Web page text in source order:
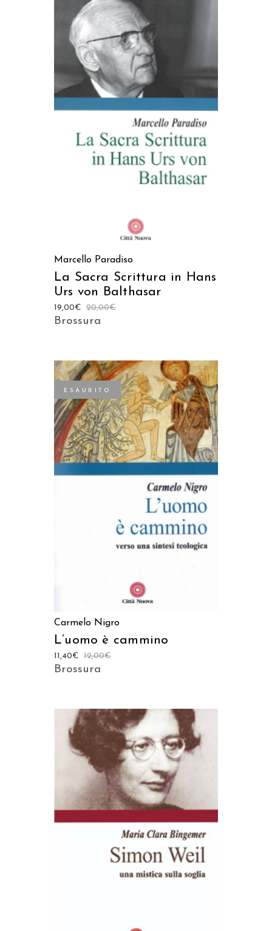
AGGIUNGI AL CARRELLO
Marcello Paradiso
La Sacra Scrittura in Hans
Urs von Balthasar
20,00€
19,00€
Brossura
ESAURITO
LEGGI TUTTO
Carmelo Nigro
L’uomo è cammino
12,00€
11,40€
Brossura
AGGIUNGI AL CARRELLO